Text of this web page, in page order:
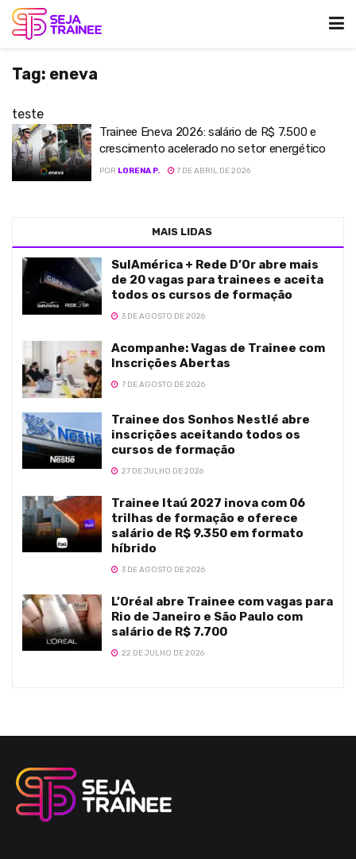
Tag: eneva
teste
Trainee Eneva 2026: salário de R$ 7.500 e
crescimento acelerado no setor energético
POR LORENA P. 7 DE ABRIL DE 2026
MAIS LIDAS
SulAmérica + Rede D’Or abre mais
de 20 vagas para trainees e aceita
todos os cursos de formação
3 DE AGOSTO DE 2026
Acompanhe: Vagas de Trainee com
Inscrições Abertas
7 DE AGOSTO DE 2026
Trainee dos Sonhos Nestlé abre
inscrições aceitando todos os
cursos de formação
27 DE JULHO DE 2026
Trainee Itaú 2027 inova com 06
trilhas de formação e oferece
salário de R$ 9.350 em formato
híbrido
3 DE AGOSTO DE 2026
L’Oréal abre Trainee com vagas para
Rio de Janeiro e São Paulo com
salário de R$ 7.700
22 DE JULHO DE 2026